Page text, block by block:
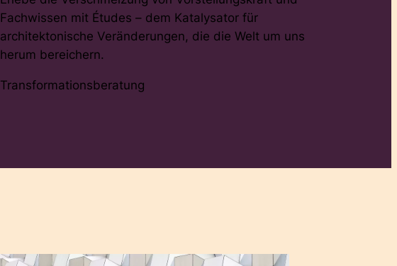
Fachwissen mit Études – dem Katalysator für
architektonische Veränderungen, die die Welt um uns
herum bereichern.
Transformationsberatung